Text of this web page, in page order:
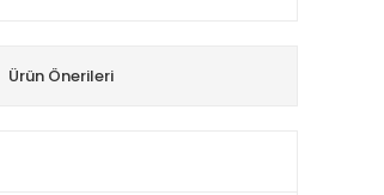
Ürün Önerileri